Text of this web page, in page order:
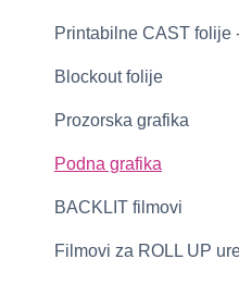
Printabilne CAST folije
Blockout folije
Prozorska grafika
Podna grafika
BACKLIT filmovi
Filmovi za ROLL UP